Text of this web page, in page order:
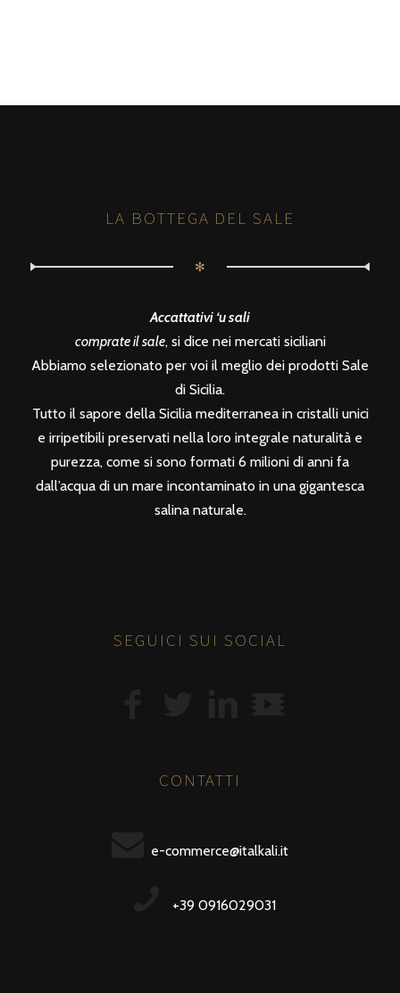
LA BOTTEGA DEL SALE
✻
Accattativi ‘u sali
comprate il sale, si dice nei mercati siciliani
Abbiamo selezionato per voi il meglio dei prodotti Sale
di Sicilia.
Tutto il sapore della Sicilia mediterranea in cristalli unici
e irripetibili preservati nella loro integrale naturalità e
purezza, come si sono formati 6 milioni di anni fa
dall’acqua di un mare incontaminato in una gigantesca
salina naturale.
SEGUICI SUI SOCIAL
CONTATTI
e-commerce@italkali.it
+39 0916029031